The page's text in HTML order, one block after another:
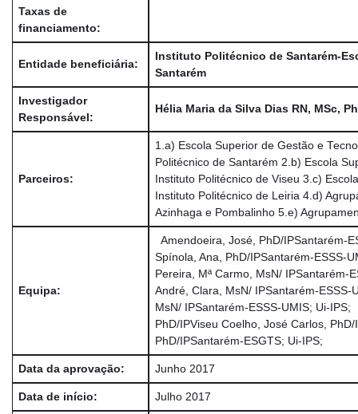
Taxas de
financiamento:
Entidade beneficiária:
Instituto Politécnico de Santarém-
Santarém
Investigador
Responsável:
Hélia Maria da Silva Dias RN, MSc,
Parceiros:
1.a) Escola Superior de Gestão e
Politécnico de Santarém 2.b) Escola
Instituto Politécnico de Viseu 3.c)
Instituto Politécnico de Leiria 4.d)
Azinhaga e Pombalinho 5.e)
Equipa:
Amendoeira, José, PhD/IPSantarém-
Spínola, Ana, PhD/IPSantarém-ESSS-
Pereira, Mª Carmo, MsN/ IPSantarém-
André, Clara, MsN/ IPSantarém-ESSS-
MsN/ IPSantarém-ESSS-UMIS; Ui-
PhD/IPViseu Coelho, José Carlos,
PhD/IPSantarém-ESGTS; Ui-IPS;
Data da aprovação: Junho 2017
Data de início: Julho 2017